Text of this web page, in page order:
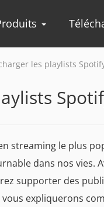
les playlists
streaming le plus
dans nos
supporter des
expliquerons